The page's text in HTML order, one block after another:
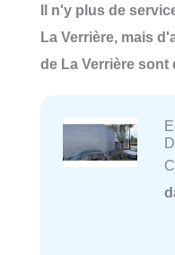
Il n'y plus de
La Verrière, mais
de La Verrière